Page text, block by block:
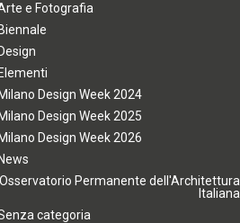
e Fotografia
Biennale
Design
Elementi
Milano Design Week 2024
Milano Design Week 2025
Milano Design Week 2026
News
Osservatorio Permanente dell'Architettura
Italiana
categoria